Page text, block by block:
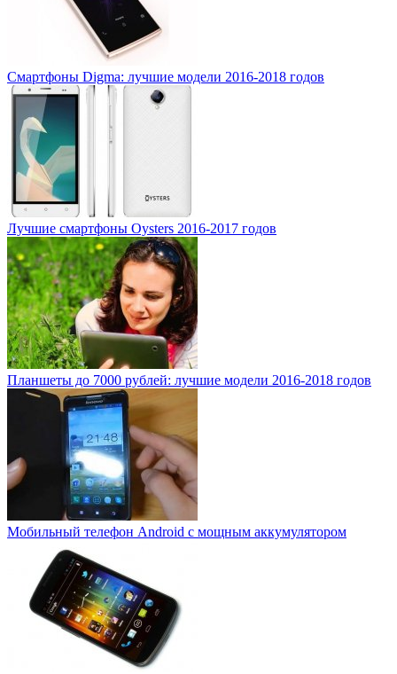
Смартфоны Digma: лучшие модели 2016-2018 годов
Лучшие смартфоны Oysters 2016-2017 годов
Планшеты до 7000 рублей: лучшие модели 2016-2018 годов
Мобильный телефон Android с мощным аккумулятором